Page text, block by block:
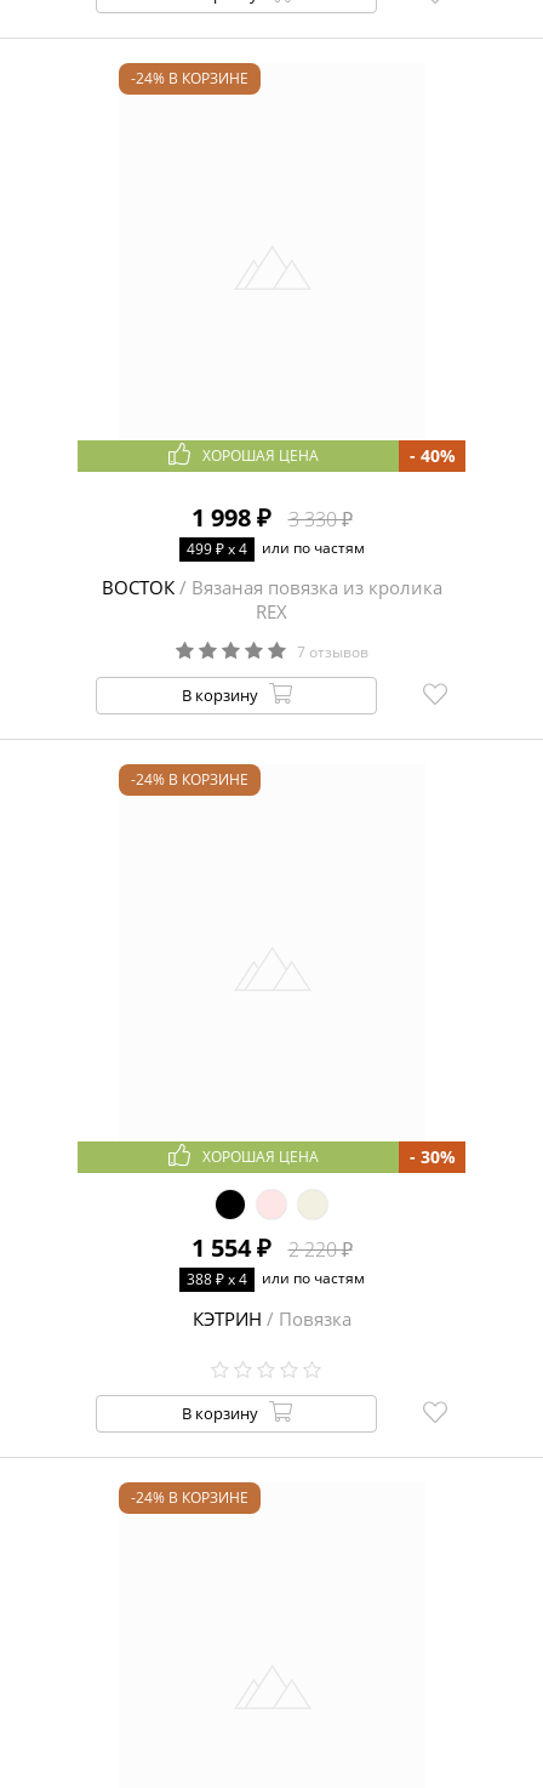
Повязка
МАТЕРИАЛ
-24% В КОРЗИНЕ
ХОРОШАЯ ЦЕНА
1 998 ₽ 3 330 ₽
- 40%
499 ₽ x 4 или по частям
ВОСТОК/ Вязаная повязка из кролика
REX
7 отзывов
В корзину
-24% В КОРЗИНЕ
ХОРОШАЯ ЦЕНА
1 554 ₽ 2 220 ₽
- 30%
388 ₽ x 4 или по частям
КЭТРИН / Повязка
В корзину
-24% В КОРЗИНЕ